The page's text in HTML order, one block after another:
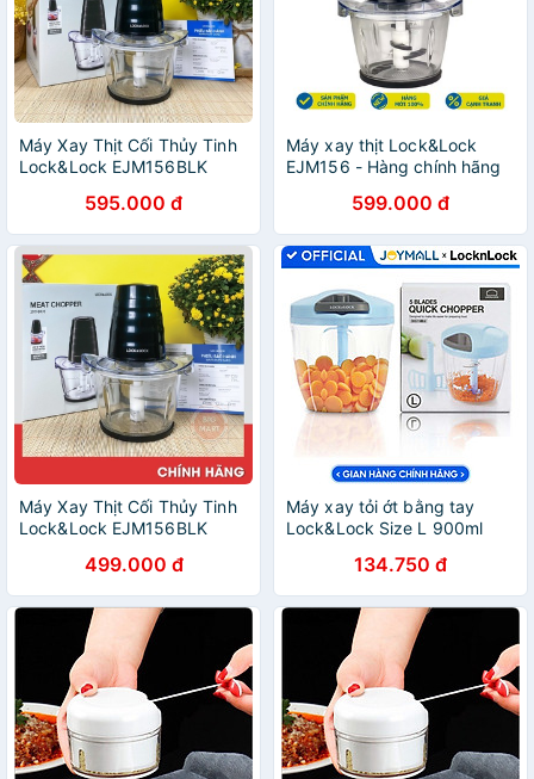
Máy Xay Thịt Cối Thủy Tinh
Lock&Lock EJM156BLK
595.000 đ
Máy xay thịt Lock&Lock
EJM156 - Hàng chính hãng
599.000 đ
Máy Xay Thịt Cối Thủy Tinh
Lock&Lock EJM156BLK
499.000 đ
Máy xay tỏi ớt bằng tay
Lock&Lock Size L 900ml
BLU - Hàng chính hãng, lực
nghiền mạnh với 3 lưỡi dao
thép không gỉ - JoyMall
134.750 đ